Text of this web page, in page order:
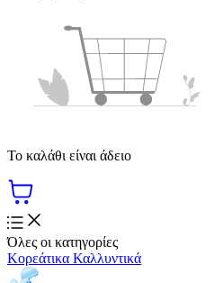
Το καλάθι είναι άδειο
Όλες οι κατηγορίες
Κορεάτικα Καλλυντικά